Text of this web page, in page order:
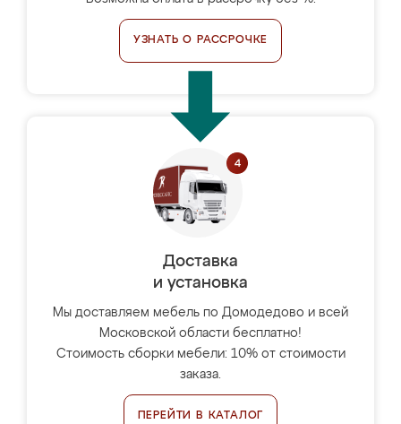
УЗНАТЬ О РАССРОЧКЕ
Доставка
и установка
Мы доставляем мебель по Домодедово и всей
Московской области бесплатно!
Стоимость сборки мебели: 10% от стоимости
заказа.
ПЕРЕЙТИ В КАТАЛОГ